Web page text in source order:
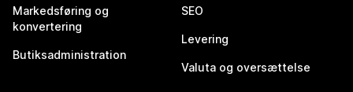
Markedsføring og
konvertering
Butiksadministration
SEO
Levering
Valuta og oversættelse